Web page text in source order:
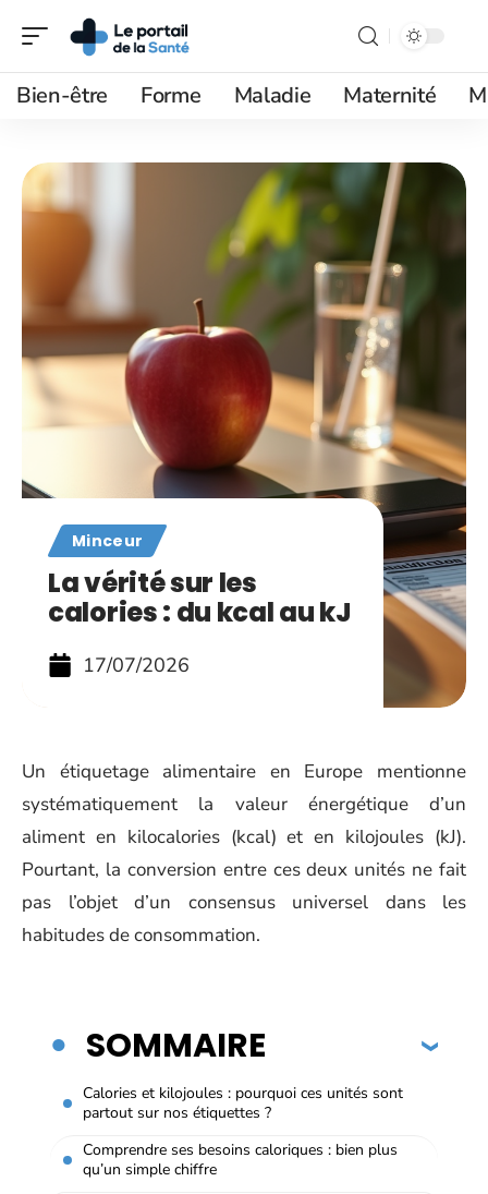
Bien-être Forme Maladie Maternité
Minceur
La vérité sur les
calories : du kcal au kJ
17/07/2026
Un étiquetage alimentaire en Europe mentionne
systématiquement la valeur énergétique d’un
aliment en kilocalories (kcal) et en kilojoules (kJ).
Pourtant, la conversion entre ces deux unités ne fait
pas l’objet d’un consensus universel dans les
habitudes de consommation.
SOMMAIRE
Calories et kilojoules : pourquoi ces unités sont
partout sur nos étiquettes ?
Comprendre ses besoins caloriques : bien plus
qu’un simple chiffre